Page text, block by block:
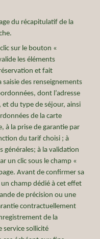
du récapitulatif de la
sur le bouton «
les éléments
et fait
saisie des renseignements
dont l’adresse
et du type de séjour, ainsi
de la carte
à la prise de garantie par
du tarif choisi ; à
générales; à la validation
un clic sous le champ «
Avant de confirmer sa
champ dédié à cet effet
de précision ou une
contractuellement
de la
service sollicité